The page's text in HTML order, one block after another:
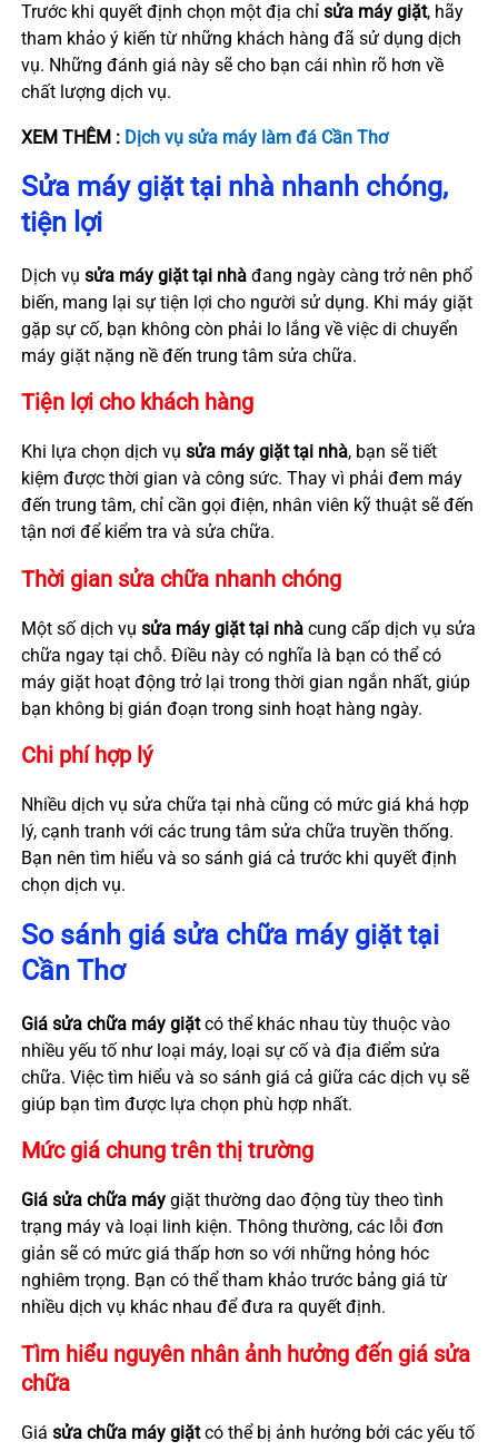
Trước khi quyết định chọn một địa chỉ sửa máy giặt, hãy
tham khảo ý kiến từ những khách hàng đã sử dụng dịch
vụ. Những đánh giá này sẽ cho bạn cái nhìn rõ hơn về
chất lượng dịch vụ.
XEM THÊM : Dịch vụ sửa máy làm đá Cần Thơ
Sửa máy giặt tại nhà nhanh chóng,
tiện lợi
Dịch vụ sửa máy giặt tại nhàđang ngày càng trở nên phổ
biến, mang lại sự tiện lợi cho người sử dụng. Khi máy giặt
gặp sự cố, bạn không còn phải lo lắng về việc di chuyển
máy giặt nặng nề đến trung tâm sửa chữa.
Tiện lợi cho khách hàng
Khi lựa chọn dịch vụ sửa máy giặt tại nhà, bạn sẽ tiết
kiệm được thời gian và công sức. Thay vì phải đem máy
đến trung tâm, chỉ cần gọi điện, nhân viên kỹ thuật sẽ đến
tận nơi để kiểm tra và sửa chữa.
Thời gian sửa chữa nhanh chóng
Một số dịch vụ sửa máy giặt tại nhàcung cấp dịch vụ sửa
chữa ngay tại chỗ. Điều này có nghĩa là bạn có thể có
máy giặt hoạt động trở lại trong thời gian ngắn nhất, giúp
bạn không bị gián đoạn trong sinh hoạt hàng ngày.
Chi phí hợp lý
Nhiều dịch vụ sửa chữa tại nhà cũng có mức giá khá hợp
lý, cạnh tranh với các trung tâm sửa chữa truyền thống.
Bạn nên tìm hiểu và so sánh giá cả trước khi quyết định
chọn dịch vụ.
So sánh giá sửa chữa máy giặt tại
Cần Thơ
Giá sửa chữa máy giặtcó thể khác nhau tùy thuộc vào
nhiều yếu tố như loại máy, loại sự cố và địa điểm sửa
chữa. Việc tìm hiểu và so sánh giá cả giữa các dịch vụ sẽ
giúp bạn tìm được lựa chọn phù hợp nhất.
Mức giá chung trên thị trường
Giá sửa chữa máygiặt thường dao động tùy theo tình
trạng máy và loại linh kiện. Thông thường, các lỗi đơn
giản sẽ có mức giá thấp hơn so với những hỏng hóc
nghiêm trọng. Bạn có thể tham khảo trước bảng giá từ
nhiều dịch vụ khác nhau để đưa ra quyết định.
Tìm hiểu nguyên nhân ảnh hưởng đến giá sửa
chữa
Giá sửa chữa máy giặtcó thể bị ảnh hưởng bởi các yếu tố